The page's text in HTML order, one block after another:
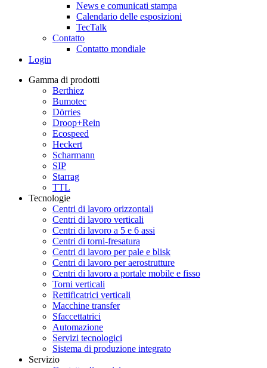
News e comunicati stampa
Calendario delle esposizioni
TecTalk
Contatto
Contatto mondiale
Login
Gamma di prodotti
Berthiez
Bumotec
Dörries
Droop+Rein
Ecospeed
Heckert
Scharmann
SIP
Starrag
TTL
Tecnologie
Centri di lavoro orizzontali
Centri di lavoro verticali
Centri di lavoro a 5 e 6 assi
Centri di torni-fresatura
Centri di lavoro per pale e blisk
Centri di lavoro per aerostrutture
Centri di lavoro a portale mobile e fisso
Torni verticali
Rettificatrici verticali
Macchine transfer
Sfaccettatrici
Automazione
Servizi tecnologici
Sistema di produzione integrato
Servizio